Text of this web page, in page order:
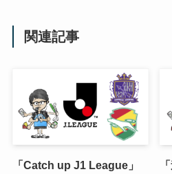
関連記事
「Catch up J1 League」